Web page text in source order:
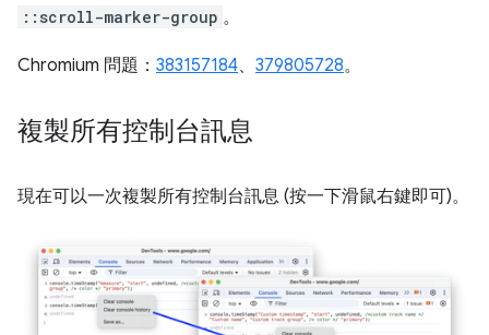
::scroll-marker-group 。
Chromium 問題： 383157184、 379805728。
複製所有控制台訊息
現在可以一次複製所有控制台訊息 (按一下滑鼠右鍵即可)。